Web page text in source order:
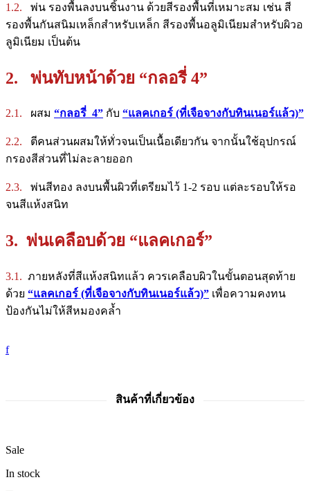
1.2. พ่น รองพื้นลงบนชิ้นงาน ด้วยสีรองพื้นที่เหมาะสม เช่น สี
รองพื้นกันสนิมเหล็กสำหรับเหล็ก สีรองพื้นอลูมิเนียมสำหรับผิวอ
ลูมิเนียม เป็นต้น
2. พ่นทับหน้าด้วย “กลอรี่ 4”
2.1. ผสม “กลอรี่ 4” กับ “แลคเกอร์ (ที่เจือจางกับทินเนอร์แล้ว)”
2.2. ตีคนส่วนผสมให้ทั่วจนเป็นเนื้อเดียวกัน จากนั้นใช้อุปกรณ์
กรองสีส่วนที่ไม่ละลายออก
2.3. พ่นสีทอง ลงบนพื้นผิวที่เตรียมไว้ 1-2 รอบ แต่ละรอบให้รอ
จนสีแห้งสนิท
3. พ่นเคลือบด้วย “แลคเกอร์”
3.1. ภายหลังที่สีแห้งสนิทแล้ว ควรเคลือบผิวในขั้นตอนสุดท้าย
ด้วย “แลคเกอร์ (ที่เจือจางกับทินเนอร์แล้ว)” เพื่อความคงทน
ป้องกันไม่ให้สีหมองคล้ำ
f
สินค้าที่เกี่ยวข้อง
Sale
In stock